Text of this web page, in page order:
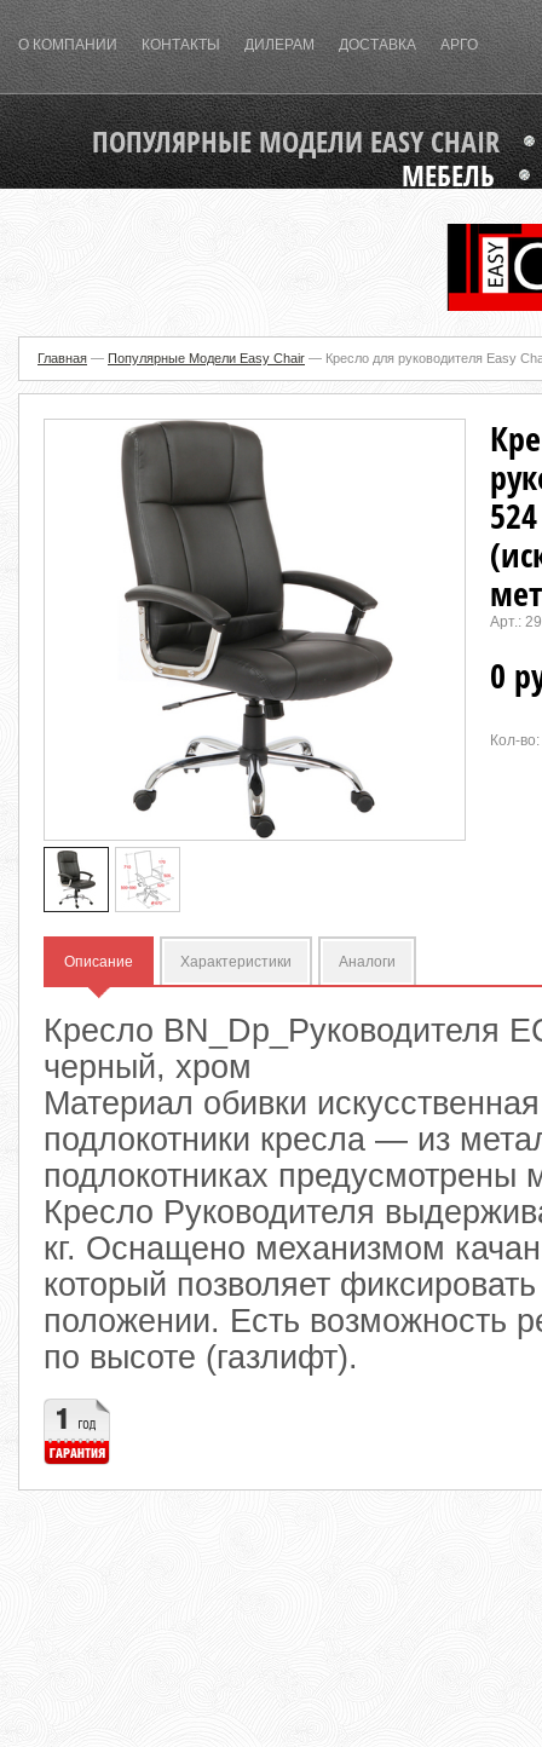
О КОМПАНИИ КОНТАКТЫ ДИЛЕРАМ ДОСТАВКА АРГО
ПОПУЛЯРНЫЕ МОДЕЛИ EASY CHAIR
МЕБЕЛЬ
Главная — Популярные Модели Easy Chair — Кресло для руководителя Easy
Арт.:
0
Кол-во:
Описание Характеристики Аналоги
Кресло BN_Dp_Руководителя
черный, хром
Материал обивки
подлокотники кресла — из
подлокотниках предусмотрены
Кресло Руководителя
кг. Оснащено механизмом
который позволяет
положении. Есть возможность
по высоте (газлифт).